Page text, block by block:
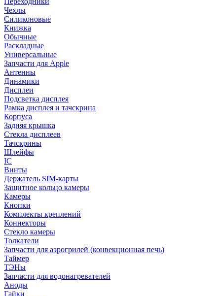
Чехлы
Силиконовые
Книжка
Обычные
Раскладные
Универсальные
Запчасти для Apple
Антенны
Динамики
Дисплеи
Подсветка дисплея
Рамка дисплея и тачскрина
Корпуса
Задняя крышка
Стекла дисплеев
Тачскрины
Шлейфы
IC
Винты
Держатель SIM-карты
Защитное кольцо камеры
Камеры
Кнопки
Комплекты креплений
Коннекторы
Стекло камеры
Толкатели
Запчасти для аэрогрилей (конвекционная печь)
Таймер
ТЭНы
Запчасти для водонагревателей
Аноды
Гайки